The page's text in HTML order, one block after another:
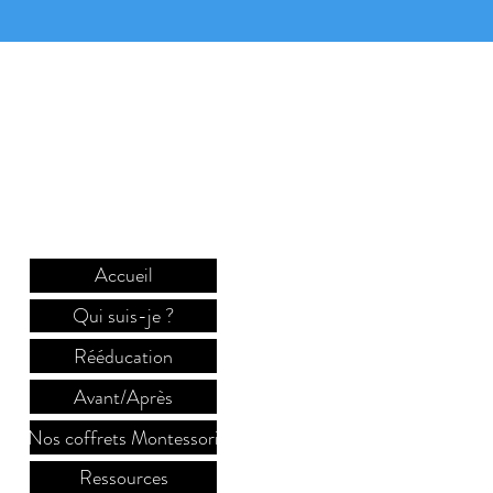
Accueil
Qui suis-je ?
Rééducation
Avant/Après
Nos coffrets Montessori
Ressources